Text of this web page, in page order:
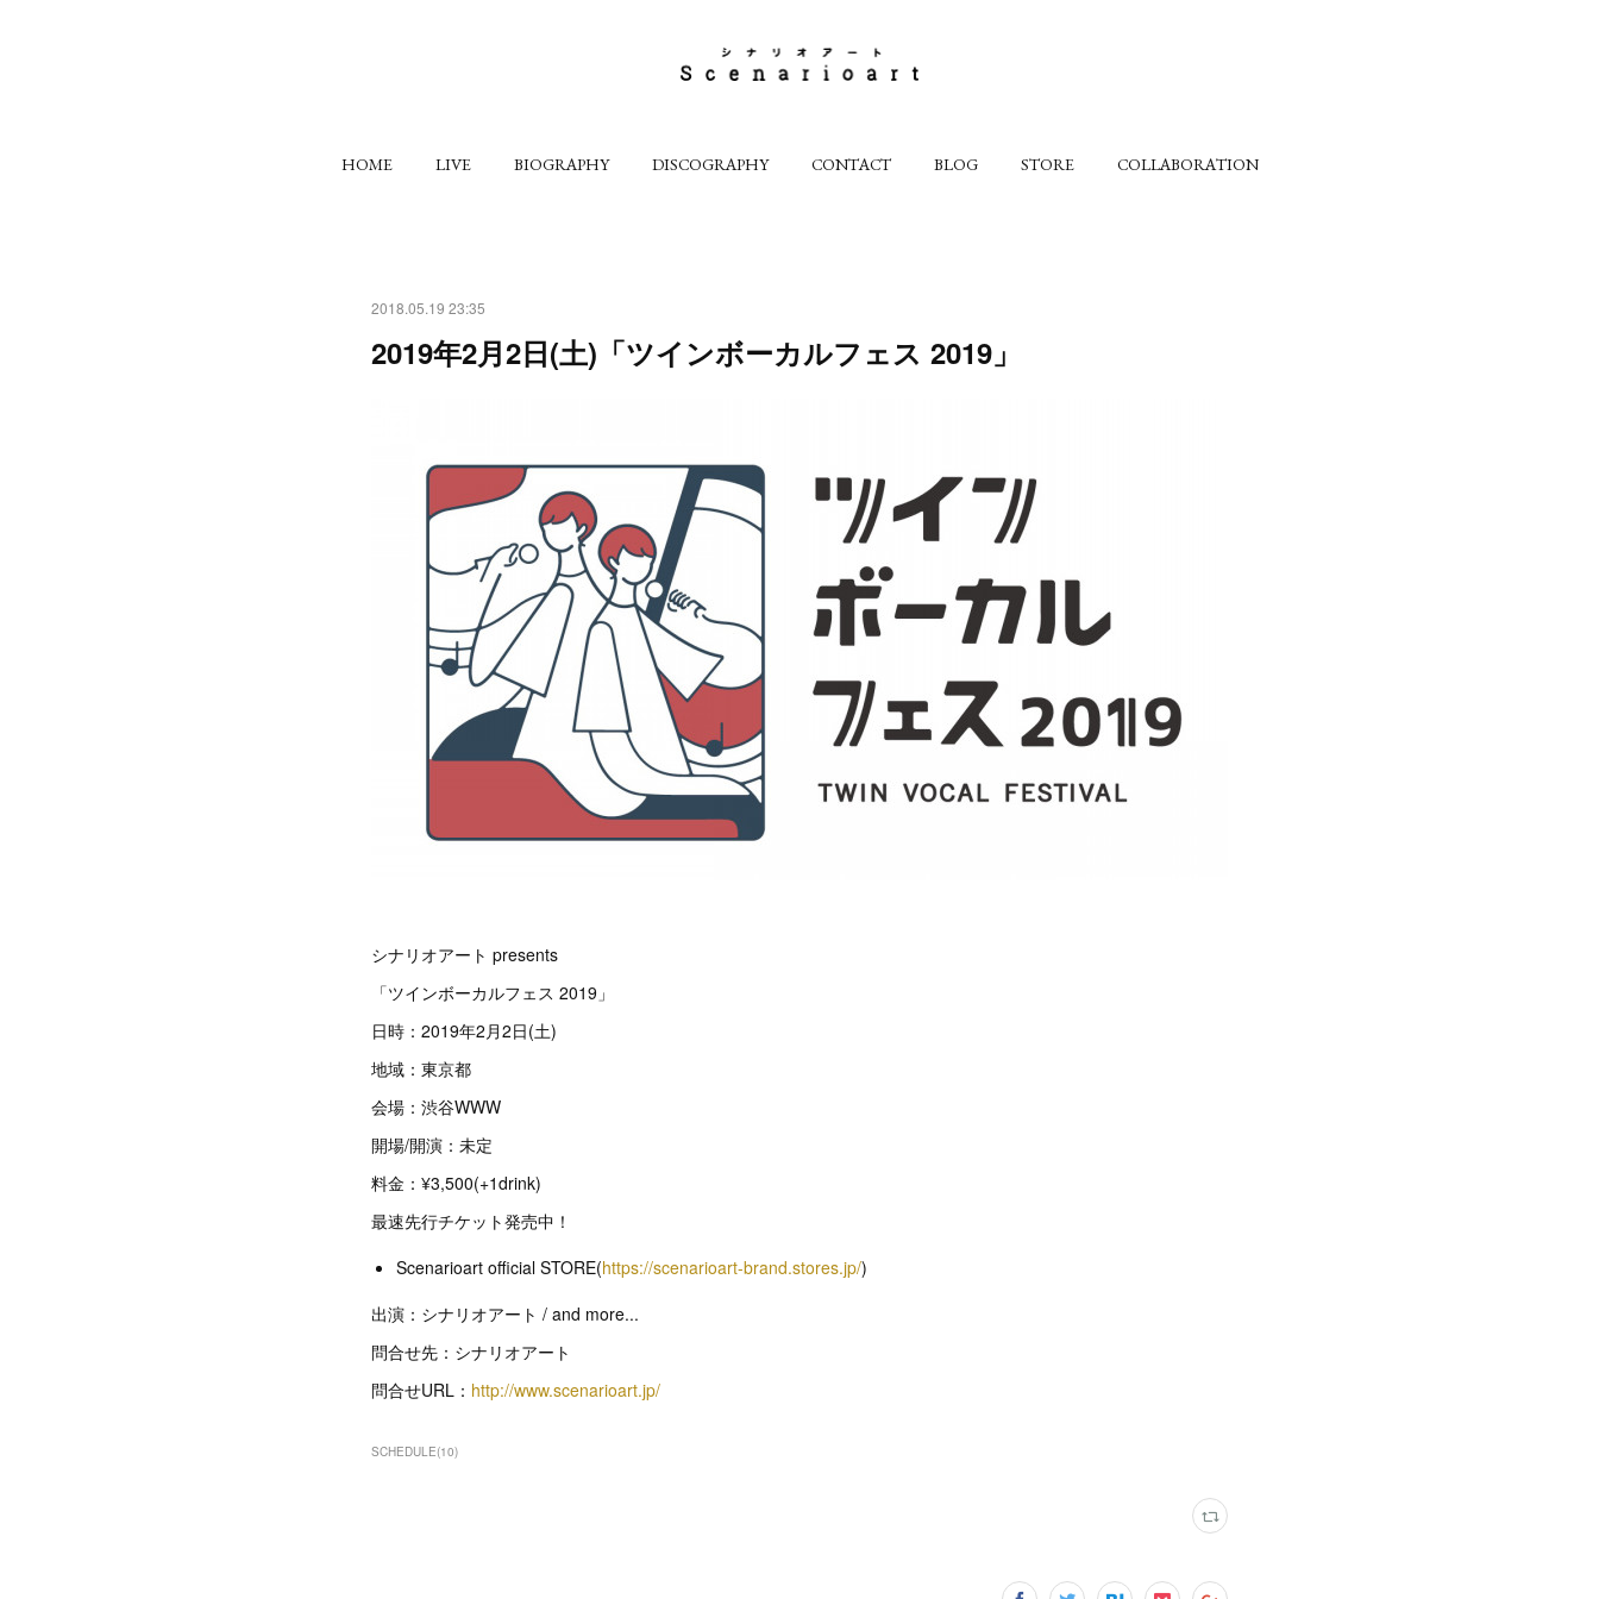
HOME LIVE BIOGRAPHY DISCOGRAPHY CONTACT BLOG STORE COLLABORATION
2018.05.19 23:35
2019年2月2日(土)「ツインボーカルフェス 2019」
シナリオアート presents
「ツインボーカルフェス 2019」
日時：2019年2月2日(土)
地域：東京都
会場：渋谷WWW
開場/開演：未定
料金：¥3,500(+1drink)
最速先行チケット発売中！
Scenarioart official STORE(https://scenarioart-brand.stores.jp/)
出演：シナリオアート / and more...
問合せ先：シナリオアート
問合せURL： http://www.scenarioart.jp/
SCHEDULE(10)